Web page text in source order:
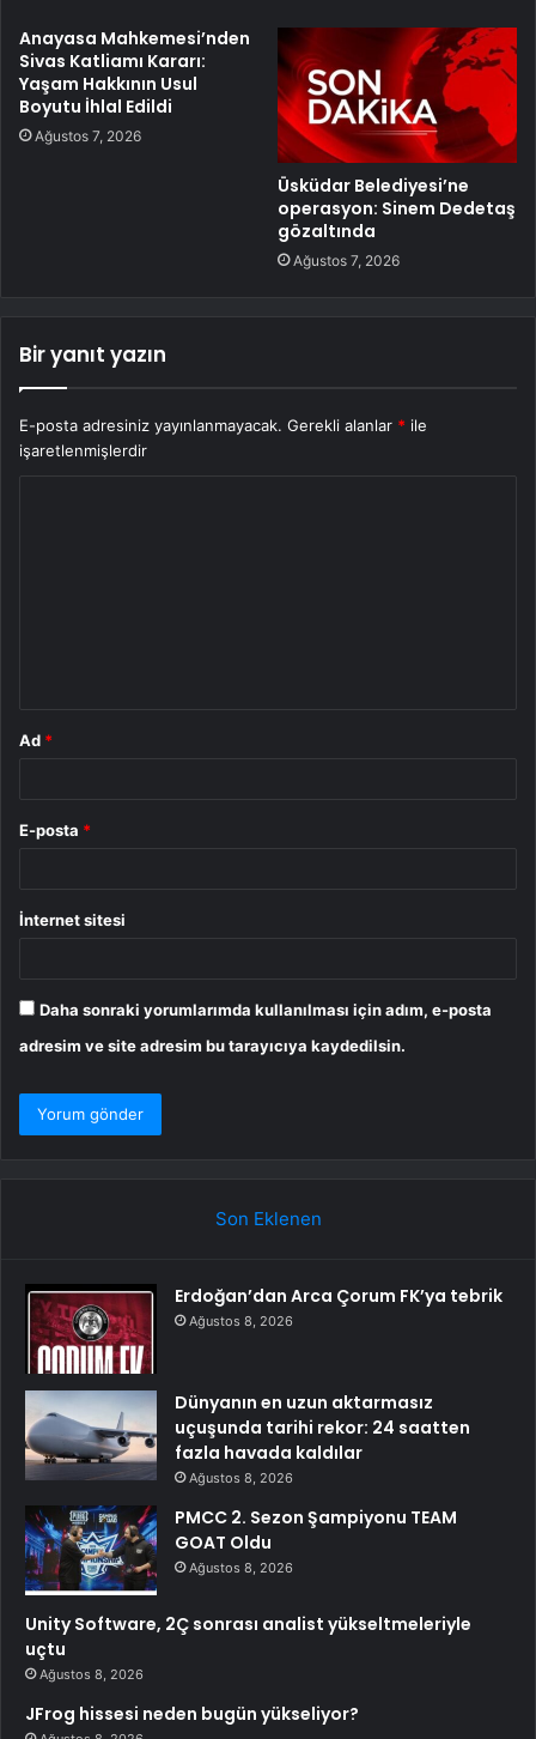
Anayasa Mahkemesi’nden
Sivas Katliamı Kararı:
Yaşam Hakkının Usul
Boyutu İhlal Edildi
Ağustos 7, 2026
Üsküdar Belediyesi’ne
operasyon: Sinem Dedetaş
gözaltında
Ağustos 7, 2026
Bir yanıt yazın
E-posta adresiniz yayınlanmayacak. Gerekli alanlar * ile
işaretlenmişlerdir
Ad *
E-posta *
İnternet sitesi
Daha sonraki yorumlarımda kullanılması için adım, e-posta
adresim ve site adresim bu tarayıcıya kaydedilsin.
Son Eklenen
Erdoğan’dan Arca Çorum FK’ya tebrik
Ağustos 8, 2026
Dünyanın en uzun aktarmasız
uçuşunda tarihi rekor: 24 saatten
fazla havada kaldılar
Ağustos 8, 2026
PMCC 2. Sezon Şampiyonu TEAM
GOAT Oldu
Ağustos 8, 2026
Unity Software, 2Ç sonrası analist yükseltmeleriyle
uçtu
Ağustos 8, 2026
JFrog hissesi neden bugün yükseliyor?